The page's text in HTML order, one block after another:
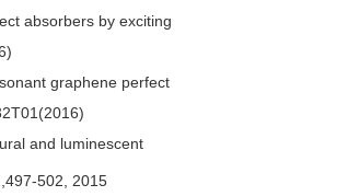
absorbers by exciting
graphene perfect
and luminescent
502, 2015